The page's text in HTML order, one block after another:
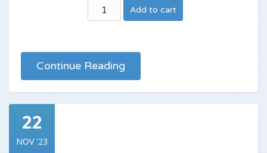
Continue Reading
22
NOV '23